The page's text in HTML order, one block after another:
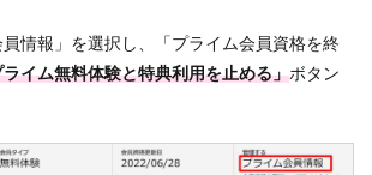
情報」を選択し、「プライム会員資格を終
ライム無料体験と特典利用を止める」ボタン